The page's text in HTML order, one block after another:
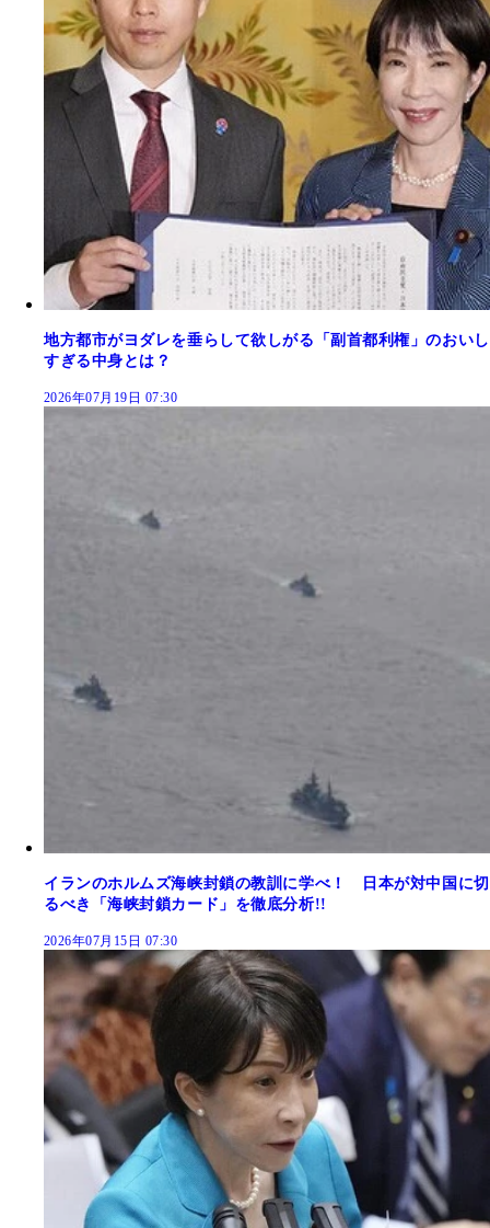
地方都市がヨダレを垂らして欲しがる「副首都利権」のおいし
すぎる中身とは？
2026年07月19日 07:30
イランのホルムズ海峡封鎖の教訓に学べ！ 日本が対中国に切
るべき「海峡封鎖カード」を徹底分析!!
2026年07月15日 07:30